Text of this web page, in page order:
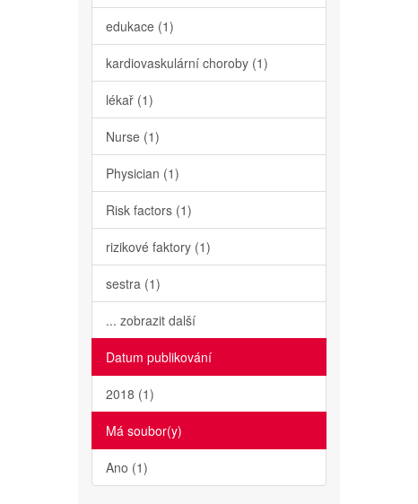
edukace (1)
kardiovaskulární choroby (1)
lékař (1)
Nurse (1)
Physician (1)
Risk factors (1)
rizikové faktory (1)
sestra (1)
... zobrazit další
Datum publikování
2018 (1)
Má soubor(y)
Ano (1)